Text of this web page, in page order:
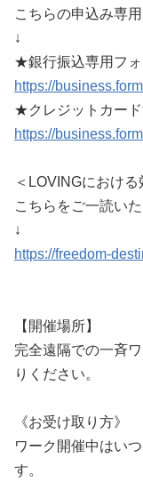
こちらの申込み専
↓
★銀行振込専用フォ
https://
★クレジットカー
https://
＜LOVINGにおけ
こちらをご一読い
↓
https://freedom-
【開催場所】
完全遠隔での一斉
りください。
《お受け取り方》
ワーク開催中はい
す。